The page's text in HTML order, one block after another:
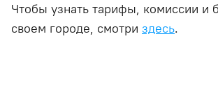
Чтобы узнать тарифы, комиссии и
своем городе, смотри здесь.